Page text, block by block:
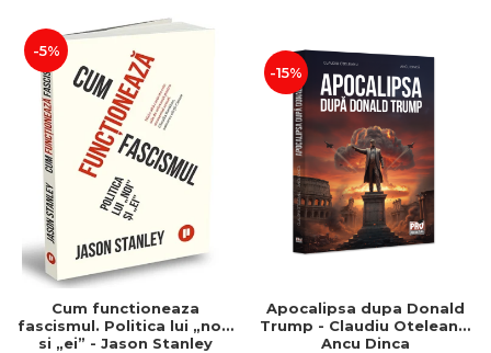
-5%
Cum functioneaza
fascismul. Politica lui „noi”
si „ei” - Jason Stanley
-15%
Apocalipsa dupa Donald
Trump - Claudiu Oteleanu,
Ancu Dinca